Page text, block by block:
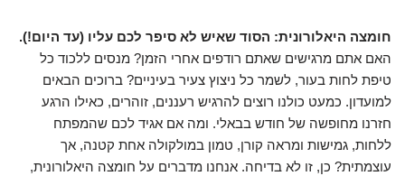
חומצה היאלורונית: הסוד שאיש לא סיפר לכם עליו (עד היום!).
האם אתם מרגישים שאתם רודפים אחרי הזמן? מנסים ללכוד כל
טיפת לחות בעור, לשמר כל ניצוץ צעיר בעיניים? ברוכים הבאים
למועדון. כמעט כולנו רוצים להרגיש רעננים, זוהרים, כאילו הרגע
חזרנו מחופשה של חודש בבאלי. ומה אם אגיד לכם שהמפתח
ללחות, גמישות ומראה קורן, טמון במולקולה אחת קטנה, אך
עוצמתית? כן, זו לא בדיחה. אנחנו מדברים על חומצה היאלורונית,